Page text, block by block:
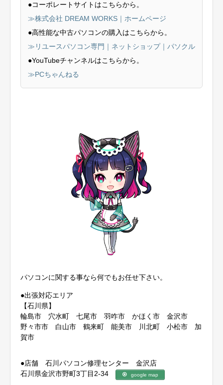
●コーポレートサイトはこちらから。
≫株式会社 DREAM WORKS｜ホームページ
●高性能な中古パソコンの購入はこちらから。
≫リユースパソコン専門｜ネットショップ｜パソクル
●YouTubeチャンネルはこちらから。
≫PCちゃんねる
パソコンに関する事なら何でもお任せ下さい。
●出張対応エリア
【石川県】
輪島市 穴水町 七尾市 羽咋市 かほく市 金沢市
野々市市 白山市 鶴来町 能美市 川北町 小松市 加
賀市
●店舗 石川パソコン修理センター 金沢店
石川県金沢市野町3丁目2-34
google map